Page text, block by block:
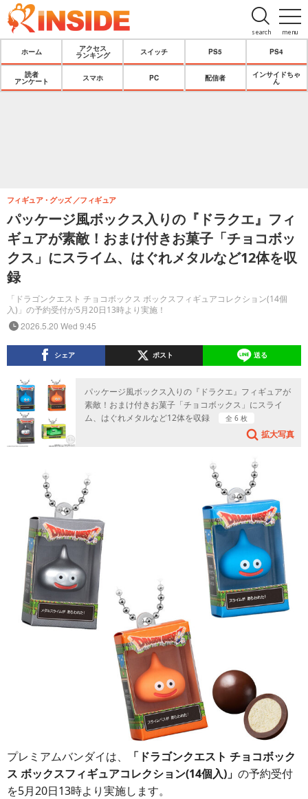
menu
search
ホーム
アクセス
ランキング
スイッチ PS5 PS4
読者
アンケート
スマホ PC 配信者
インサイドちゃ
ん
パッケージ風ボックス入りの『ドラクエ』フィ
ギュアが素敵！おまけ付きお菓子「チョコボッ
クス」にスライム、はぐれメタルなど12体を収
録
「ドラゴンクエスト チョコボックス ボックスフィギュアコレクション(14個
入)」の予約受付が5月20日13時より実施！
フィギュア・グッズ フィギュア
2026.5.20 Wed 9:45
シェア ポスト 送る
パッケージ風ボックス入りの『ドラクエ』フィギュアが
素敵！おまけ付きお菓子「チョコボックス」にスライ
ム、はぐれメタルなど12体を収録
全 6 枚
拡大写真
プレミアムバンダイは、
「ドラゴンクエスト チョコボック
ス ボックスフィギュアコレクション(14個入)」 の予約受付
を5月20日13時より実施します。